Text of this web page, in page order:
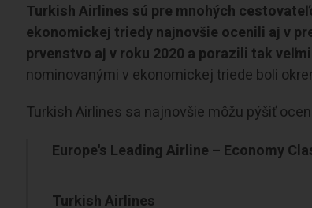
Turkish Airlines sú pre mnohých
ekonomickej triedy najnovšie ocenili aj v
prvenstvo aj v roku 2020 a porazili tak
nominovanými v ekonomickej triede boli
Turkish Airlines sa najnovšie môžu pýšiť
Europe's Leading Airline – Economy
Turkish Airlines